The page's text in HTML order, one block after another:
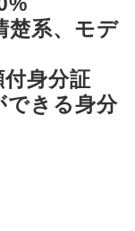
系、モデ
分証
できる身分